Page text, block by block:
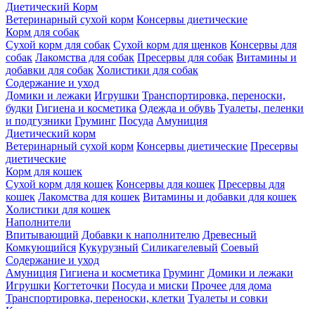
Диетический Корм
Ветеринарный сухой корм Консервы диетические
Корм для собак
Сухой корм для собак Сухой корм для щенков Консервы для
собак Лакомства для собак Пресервы для собак Витамины и
добавки для собак Холистики для собак
Содержание и уход
Домики и лежаки Игрушки Транспортировка, переноски,
будки Гигиена и косметика Одежда и обувь Туалеты, пеленки
и подгузники Груминг Посуда Амуниция
Диетический корм
Ветеринарный сухой корм Консервы диетические Пресервы
диетические
Корм для кошек
Сухой корм для кошек Консервы для кошек Пресервы для
кошек Лакомства для кошек Витамины и добавки для кошек
Холистики для кошек
Наполнители
Впитывающий Добавки к наполнителю Древесный
Комкующийся Кукурузный Силикагелевый Соевый
Содержание и уход
Амуниция Гигиена и косметика Груминг Домики и лежаки
Игрушки Когтеточки Посуда и миски Прочее для дома
Транспортировка, переноски, клетки Туалеты и совки